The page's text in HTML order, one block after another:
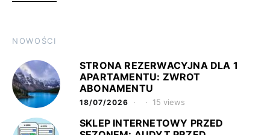
NOWOŚCI
STRONA REZERWACYJNA DLA 1
APARTAMENTU: ZWROT
ABONAMENTU
18/07/2026 15 views
SKLEP INTERNETOWY PRZED